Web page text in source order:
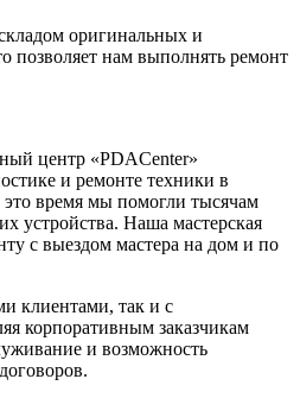
оригинальных и
позволяет нам выполнять ремонт
центр «PDACenter»
и ремонте техники в
это время мы помогли тысячам
устройства. Наша мастерская
с выездом мастера на дом и по
клиентами, так и с
корпоративным заказчикам
и возможность